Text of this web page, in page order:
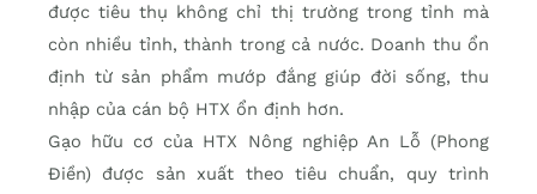
được tiêu thụ không chỉ thị trường trong tỉnh mà
còn nhiều tỉnh, thành trong cả nước. Doanh thu ổn
định từ sản phẩm mướp đắng giúp đời sống, thu
nhập của cán bộ HTX ổn định hơn.
Gạo hữu cơ của HTX Nông nghiệp An Lỗ (Phong
Điền) được sản xuất theo tiêu chuẩn, quy trình